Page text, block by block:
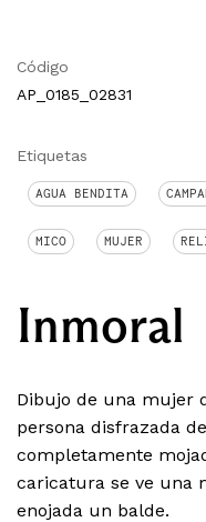
Código
AP_0185_02831
Etiquetas
AGUA BENDITA
MICO MUJER
Inmoral
Dibujo de una mujer
persona disfrazada
completamente
caricatura se ve una
enojada un balde.